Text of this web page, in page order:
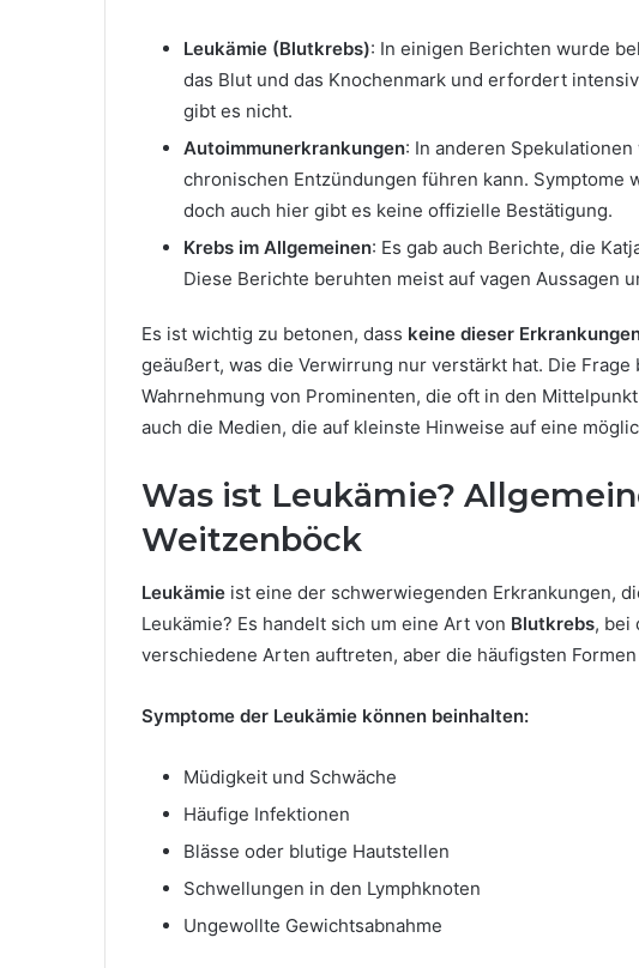
Leukämie (Blutkrebs): In einigen Berichten wurde
das Blut und das Knochenmark und erfordert
gibt es nicht.
Autoimmunerkrankungen: In anderen
chronischen Entzündungen führen kann.
doch auch hier gibt es keine offizielle Bestätigung.
Krebs im Allgemeinen: Es gab auch Berichte, die
Diese Berichte beruhten meist auf vagen Aussagen
Es ist wichtig zu betonen, dass keine dieser
geäußert, was die Verwirrung nur verstärkt hat. Die
Wahrnehmung von Prominenten, die oft in den
auch die Medien, die auf kleinste Hinweise auf eine
Was ist Leukämie?
Weitzenböck
Leukämie ist eine der schwerwiegenden Erkrankungen,
Leukämie? Es handelt sich um eine Art von Blutkrebs, bei
verschiedene Arten auftreten, aber die häufigsten
Symptome der Leukämie können beinhalten:
Müdigkeit und Schwäche
Häufige Infektionen
Blässe oder blutige Hautstellen
Schwellungen in den Lymphknoten
Ungewollte Gewichtsabnahme